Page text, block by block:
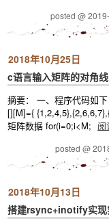
posted @
2018年10月25日
c语言输入矩阵的对角
摘要： 一、程序代码如
[][M]={
矩阵数据 for(i=0;i<M; 阅
posted @
2018年10月13日
搭建rsync+inotify实现